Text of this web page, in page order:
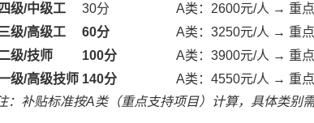
四级/中级工
30分
A类：2600元/人 → 重
级/高级工
60分
A类：3250元/人 → 重
级/技师
100分
A类：3900元/人 → 重
级/高级技师 140分
A类：4550元/人 → 重
：补贴标准按A类（重点支持项目）计算，具体类别